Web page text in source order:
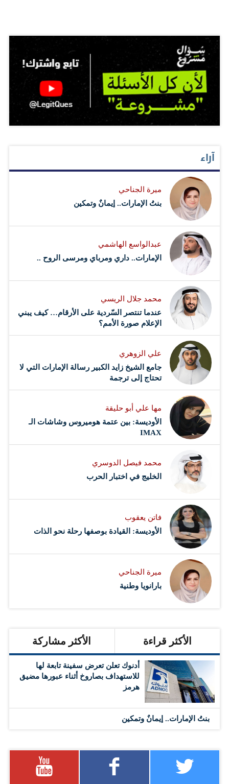
آراء
ميرة الجناحي
بنتُ الإمارات.. إيمانٌ وتمكين
عبدالواسع الهاشمي
الإمارات.. داري ومرباي ومرسى الروح ..
محمد جلال الريسي
عندما تنتصر السّردية على الأرقام… كيف يبني
الإعلام صورة الأمم؟
علي الزوهري
جامع الشيخ زايد الكبير رسالة الإمارات التي لا
تحتاج إلى ترجمة
مها علي أبو حليقة
الأوديسة: بين عتمة هوميروس وشاشات الـ
IMAX
محمد فيصل الدوسري ​
‏الخليج في اختبار الحرب
فاتن يعقوب
الأوديسة: القيادة بوصفها رحلة نحو الذات
ميرة الجناحي
بارانويا وطنية
الأكثر قراءة الأكثر مشاركة
أدنوك تعلن تعرض سفينة تابعة لها
للاستهداف بصاروخ أثناء عبورها مضيق
هرمز
بنتُ الإمارات.. إيمانٌ وتمكين